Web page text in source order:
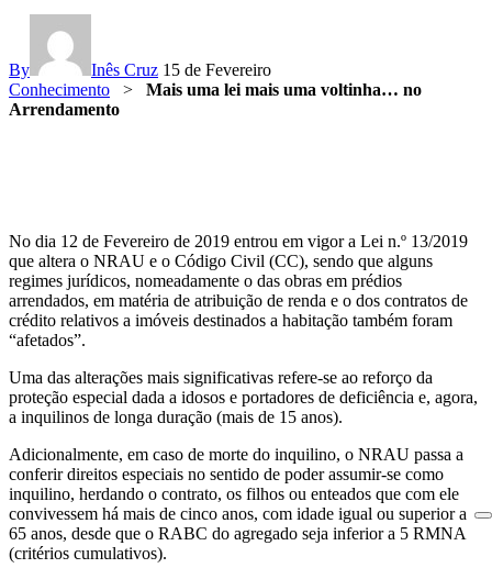
By Inês Cruz 15 de Fevereiro
Conhecimento > Mais uma lei mais uma voltinha… no
Arrendamento
No dia 12 de Fevereiro de 2019 entrou em vigor a Lei n.º 13/2019
que altera o NRAU e o Código Civil (CC), sendo que alguns
regimes jurídicos, nomeadamente o das obras em prédios
arrendados, em matéria de atribuição de renda e o dos contratos de
crédito relativos a imóveis destinados a habitação também foram
“afetados”.
Uma das alterações mais significativas refere-se ao reforço da
proteção especial dada a idosos e portadores de deficiência e, agora,
a inquilinos de longa duração (mais de 15 anos).
Adicionalmente, em caso de morte do inquilino, o NRAU passa a
conferir direitos especiais no sentido de poder assumir-se como
inquilino, herdando o contrato, os filhos ou enteados que com ele
convivessem há mais de cinco anos, com idade igual ou superior a
65 anos, desde que o RABC do agregado seja inferior a 5 RMNA
(critérios cumulativos).